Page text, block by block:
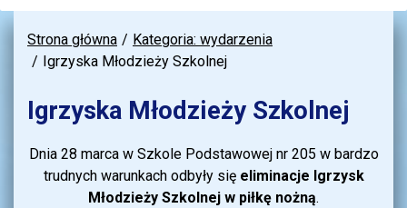
Strona główna
Kategoria: wydarzenia
Igrzyska Młodzieży Szkolnej
Igrzyska Młodzieży Szkolnej
Dnia 28 marca w Szkole Podstawowej nr 205 w bardzo
trudnych warunkach odbyły się eliminacje Igrzysk
Młodzieży Szkolnej w piłkę nożną.